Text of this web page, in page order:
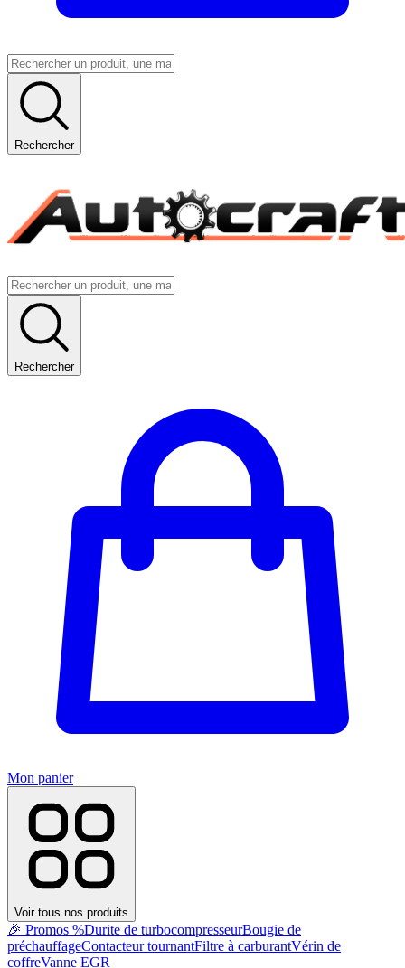
Rechercher
Rechercher
Mon panier
Voir tous nos produits
🎉 Promos %Durite de turbocompresseurBougie de
préchauffageContacteur tournantFiltre à carburantVérin de
coffreVanne EGR